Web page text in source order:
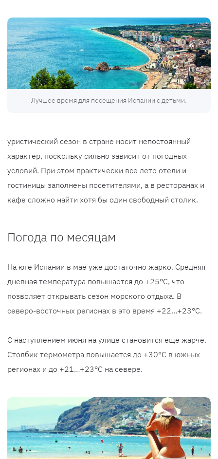
Лучшее время для посещения Испании с детьми.
уристический сезон в стране носит непостоянный
характер, поскольку сильно зависит от погодных
условий. При этом практически все лето отели и
гостиницы заполнены посетителями, а в ресторанах и
кафе сложно найти хотя бы один свободный столик.
Погода по месяцам
На юге Испании в мае уже достаточно жарко. Средняя
дневная температура повышается до +25°С, что
позволяет открывать сезон морского отдыха. В
северо-восточных регионах в это время +22…+23°С.
С наступлением июня на улице становится еще жарче.
Столбик термометра повышается до +30°С в южных
регионах и до +21…+23°С на севере.